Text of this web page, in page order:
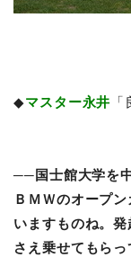
◆マスター永井
──国士館大学を
ＢＭＷのオープ
いますものね。
さえ乗せてもら